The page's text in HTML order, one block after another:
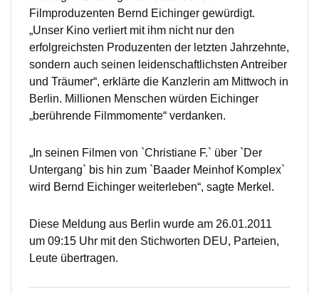
Filmproduzenten Bernd Eichinger gewürdigt.
„Unser Kino verliert mit ihm nicht nur den
erfolgreichsten Produzenten der letzten Jahrzehnte,
sondern auch seinen leidenschaftlichsten Antreiber
und Träumer“, erklärte die Kanzlerin am Mittwoch in
Berlin. Millionen Menschen würden Eichinger
„berührende Filmmomente“ verdanken.
„In seinen Filmen von `Christiane F.` über `Der
Untergang` bis hin zum `Baader Meinhof Komplex`
wird Bernd Eichinger weiterleben“, sagte Merkel.
Diese Meldung aus Berlin wurde am 26.01.2011
um 09:15 Uhr mit den Stichworten DEU, Parteien,
Leute übertragen.